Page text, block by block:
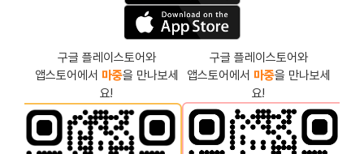
구글 플레이스토어와
앱스토어에서 마중을 만나보세
요!
구글 플레이스토어와
앱스토어에서 마중을 만나보세
요!